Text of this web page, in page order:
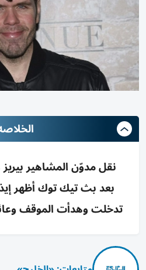
نقل مدوّن المشاهير
بعد بث تيك توك أظهر
تدخلت وهدأت الموقف